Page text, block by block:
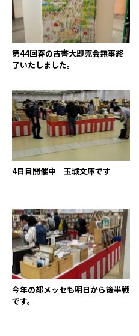
第44回春の古書大即売会無事終
了いたしました。
4日目開催中 玉城文庫です
今年の都メッセも明日から後半戦
です。